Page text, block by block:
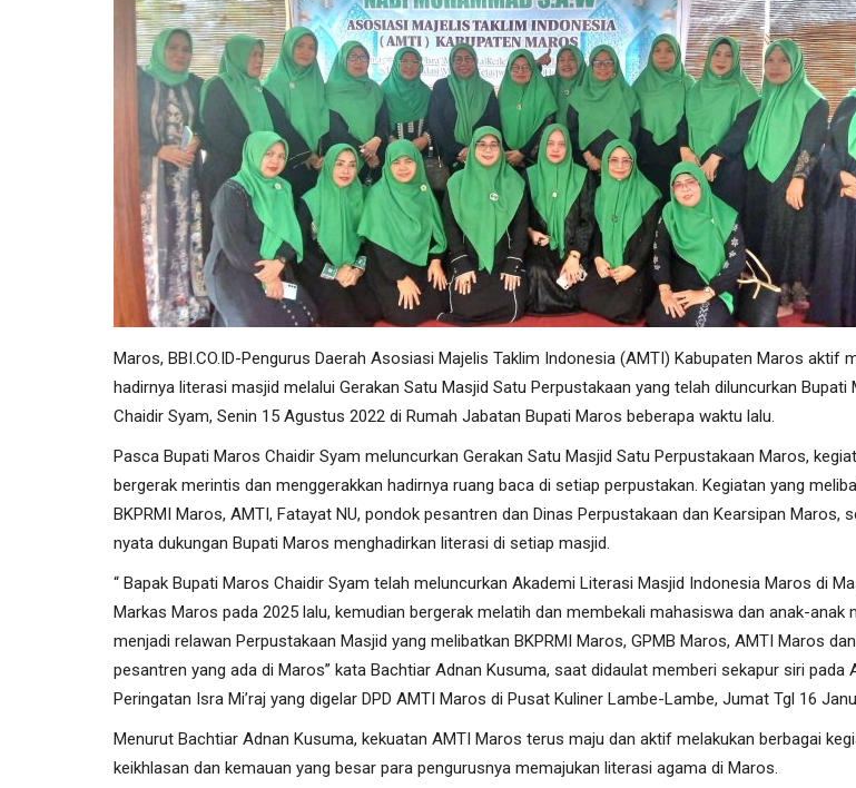
Maros, BBI.CO.ID-Pengurus Daerah Asosiasi Majelis Taklim Indonesia (AMTI) Kabupaten Maros aktif
hadirnya literasi masjid melalui Gerakan Satu Masjid Satu Perpustakaan yang telah diluncurkan Bupati
Chaidir Syam, Senin 15 Agustus 2022 di Rumah Jabatan Bupati Maros beberapa waktu lalu.
Pasca Bupati Maros Chaidir Syam meluncurkan Gerakan Satu Masjid Satu Perpustakaan Maros,
bergerak merintis dan menggerakkan hadirnya ruang baca di setiap perpustakan. Kegiatan yang
BKPRMI Maros, AMTI, Fatayat NU, pondok pesantren dan Dinas Perpustakaan dan Kearsipan Maros,
nyata dukungan Bupati Maros menghadirkan literasi di setiap masjid.
“ Bapak Bupati Maros Chaidir Syam telah meluncurkan Akademi Literasi Masjid Indonesia Maros di
Markas Maros pada 2025 lalu, kemudian bergerak melatih dan membekali mahasiswa dan anak-anak
menjadi relawan Perpustakaan Masjid yang melibatkan BKPRMI Maros, GPMB Maros, AMTI Maros
pesantren yang ada di Maros” kata Bachtiar Adnan Kusuma, saat didaulat memberi sekapur siri pada
Peringatan Isra Mi’raj yang digelar DPD AMTI Maros di Pusat Kuliner Lambe-Lambe, Jumat Tgl 16
Menurut Bachtiar Adnan Kusuma, kekuatan AMTI Maros terus maju dan aktif melakukan berbagai
keikhlasan dan kemauan yang besar para pengurusnya memajukan literasi agama di Maros.